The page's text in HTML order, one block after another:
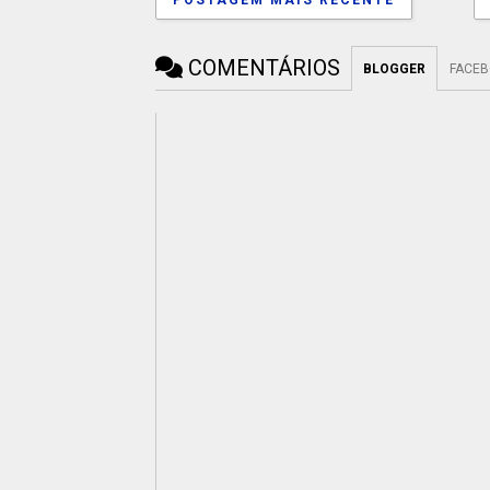
COMENTÁRIOS BLOGGER